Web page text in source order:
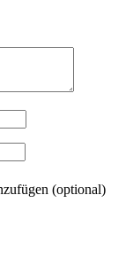
(optional)